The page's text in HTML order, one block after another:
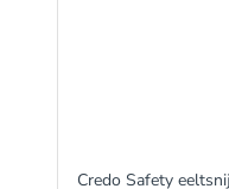
Credo Safety